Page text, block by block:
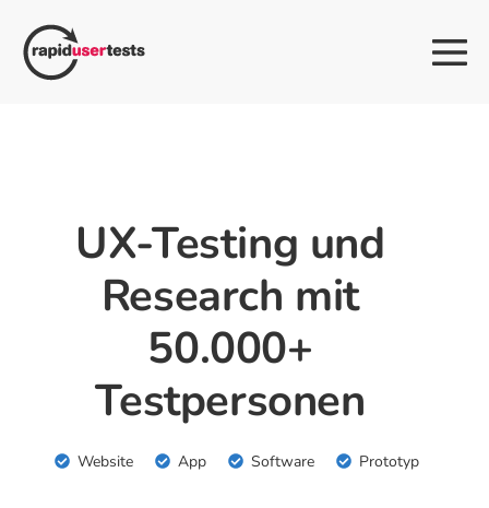
Inhalt
springen
UX-Testing und
Research mit
50.000+
Testpersonen
Website App Software Prototyp